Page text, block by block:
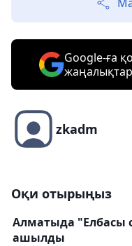
Google-ға
zkadm
Оқи отырыңыз
Алматыда "Елбасы
ашылды